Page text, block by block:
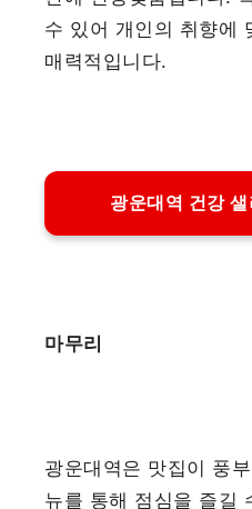
수 있어 개인의 취향에
매력적입니다.
광운대역 건강 샐
마무리
광운대역은 맛집이 풍
뉴를 통해 점심을 즐길